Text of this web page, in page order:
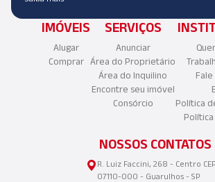
IMÓVEIS
Alugar
Comprar
SERVIÇOS
Anunciar
Área do Proprietário
Área do Inquilino
Encontre seu imóvel
Consórcio
Fale
Política
NOSSOS CONTATOS
R. Luiz Faccini, 268 - Centro CEP
07110-000 - Guarulhos - SP